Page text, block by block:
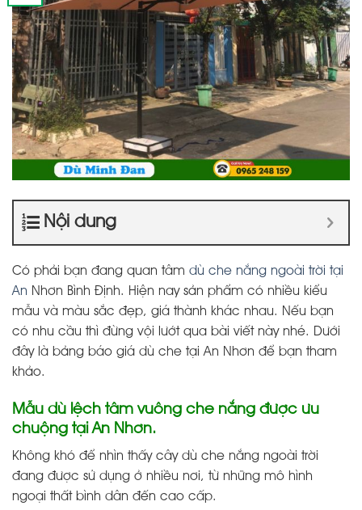
Nội dung
Có phải bạn đang quan tâm dù che nắng ngoài trời tại
An Nhơn Bình Định. Hiện nay sản phẩm có nhiều kiểu
mẫu và màu sắc đẹp, giá thành khác nhau. Nếu bạn
có nhu cầu thì đừng vội lướt qua bài viết này nhé. Dưới
đây là bảng báo giá dù che tại An Nhơn để bạn tham
khảo.
Mẫu dù lệch tâm vuông che nắng được ưu
chuộng tại An Nhơn.
Không khó để nhìn thấy cây dù che nắng ngoài trời
đang được sử dụng ở nhiều nơi, từ những mô hình
ngoại thất bình dân đến cao cấp.